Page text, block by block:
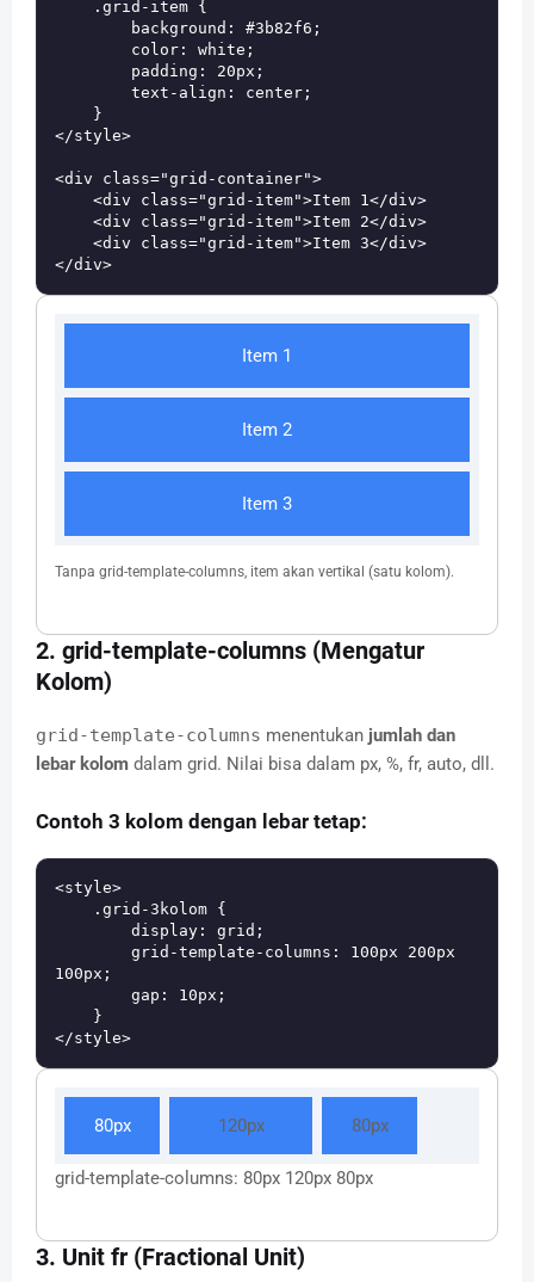
</style>
<div class="grid-container">
Item 1
Item 2
Item 3
Tanpa grid-template-columns, item akan vertikal (satu kolom).
2. grid-template-columns (Mengatur
Kolom)
grid-template-columns menentukan jumlah dan
lebar kolom dalam grid. Nilai bisa dalam px, %, fr, auto, dll.
Contoh 3 kolom dengan lebar tetap:
<style>
100px;
80px 120px 80px
grid-template-columns: 80px 120px 80px
3. Unit fr (Fractional Unit)